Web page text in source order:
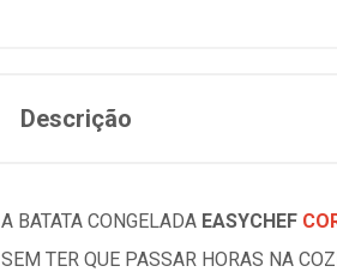
Descrição
A BATATA CONGELADA EASYCHEF
SEM TER QUE PASSAR HORAS NA